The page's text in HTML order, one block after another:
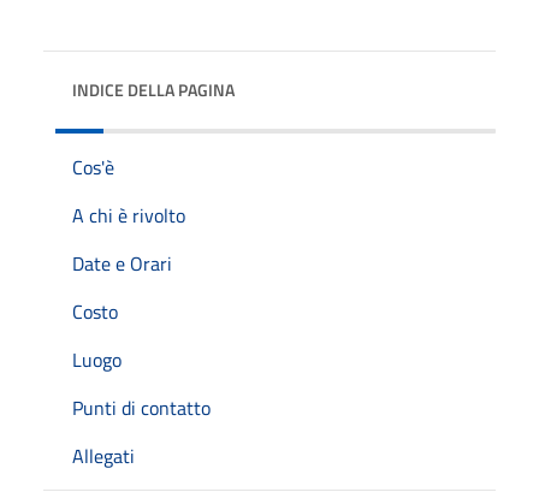
INDICE DELLA PAGINA
Cos'è
A chi è rivolto
Date e Orari
Costo
Luogo
Punti di contatto
Allegati